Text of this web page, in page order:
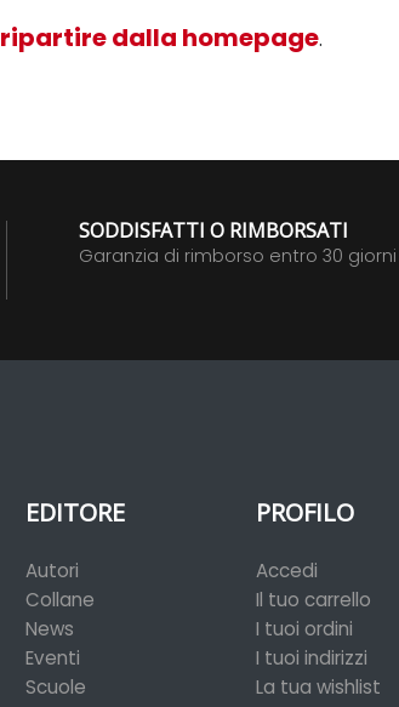
ripartire dalla homepage.
SODDISFATTI O RIMBORSATI
Garanzia di rimborso entro 30 giorni
EDITORE
Autori
Collane
News
Eventi
Scuole
PROFILO
Accedi
Il tuo carrello
I tuoi ordini
I tuoi indirizzi
La tua wishlist